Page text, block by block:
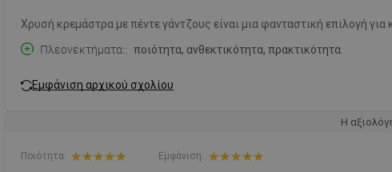
Χρυσή κρεμάστρα με πέντε γάντζους είναι μια φανταστική επιλογή
Πλεονεκτήματα:
ποιότητα, ανθεκτικότητα, πρακτικότητα.
Εμφάνιση αρχικού σχολίου
Η
Ποιότητα: Εμφάνιση: